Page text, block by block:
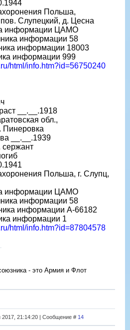
Польша,
Слупецкий, д. Цесна
информации ЦАМО
информации 58
информации 18003
информации 999
html/info.htm?id=56750240
__.__.1918
обл.,
Пинеровка
__.__.1939
сержант
Польша, г. Слупц,
информации ЦАМО
информации 58
информации А-66182
информации 1
html/info.htm?id=87804578
- это Армия и Флот
2017, 21:14:20 | Сообщение # 14